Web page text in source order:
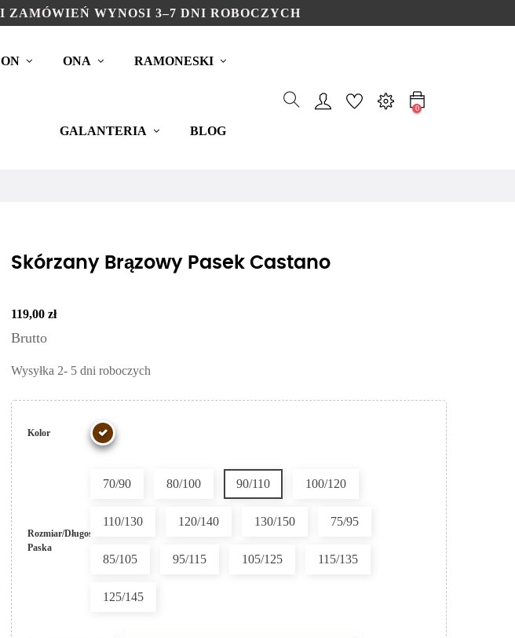
WYNOSI 3–7 DNI ROBOCZYCH
ON ONA RAMONESKI
GALANTERIA BLOG
0
Skórzany Brązowy Pasek Castano
119,00 zł
Brutto
Wysyłka 2- 5 dni roboczych
Kolor
Rozmiar/Długość
Paska
70/90 80/100 90/110 100/120
110/130 120/140 130/150 75/95
85/105 95/115 105/125 115/135
125/145